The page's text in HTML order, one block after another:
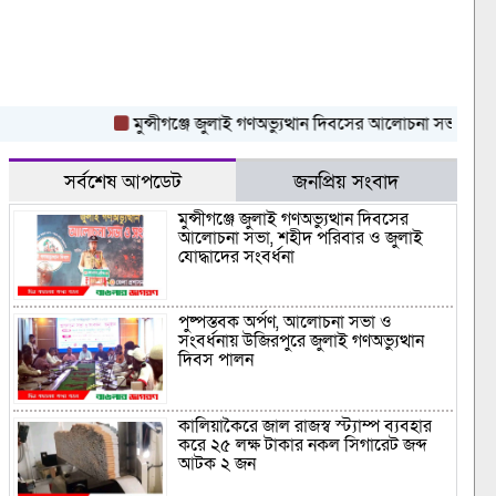
মুন্সীগঞ্জে জুলাই গণঅভ্যুত্থান দিবসের আলোচনা সভা, শহীদ
সর্বশেষ আপডেট জনপ্রিয় সংবাদ
মুন্সীগঞ্জে জুলাই গণঅভ্যুত্থান দিবসের
আলোচনা সভা, শহীদ পরিবার ও জুলাই
যোদ্ধাদের সংবর্ধনা
পুষ্পস্তবক অর্পণ, আলোচনা সভা ও
সংবর্ধনায় উজিরপুরে জুলাই গণঅভ্যুত্থান
দিবস পালন
কালিয়াকৈরে জাল রাজস্ব স্ট্যাম্প ব্যবহার
করে ২৫ লক্ষ টাকার নকল সিগারেট জব্দ
আটক ২ জন